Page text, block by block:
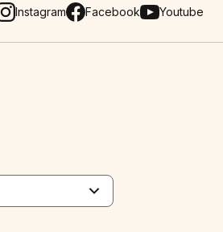
Instagram Facebook Youtube